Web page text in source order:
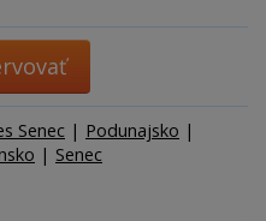
Senec | Podunajsko |
| Senec